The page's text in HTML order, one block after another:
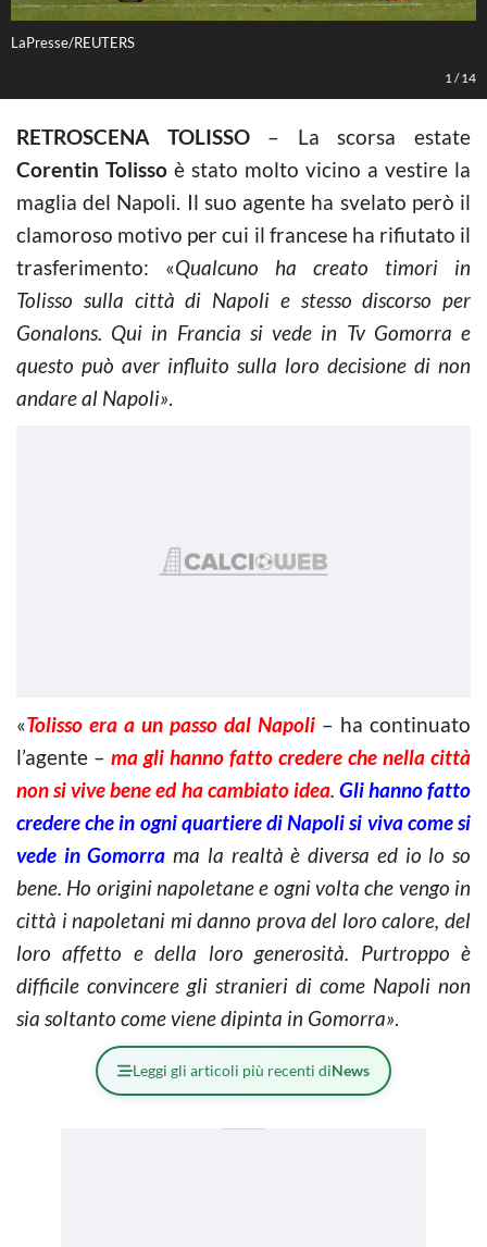
LaPresse/REUTERS
1 /14
RETROSCENA TOLISSO– La scorsa estate
Corentin Tolisso è stato molto vicino a vestire la
maglia del Napoli. Il suo agente ha svelato però il
clamoroso motivo per cui il francese ha rifiutato il
trasferimento: «Qualcuno ha creato timori in
Tolisso sulla città di Napoli e stesso discorso per
Gonalons. Qui in Francia si vede in Tv Gomorra e
questo può aver influito sulla loro decisione di non
andare al Napoli».
«Tolisso era a un passo dal Napoli – ha continuato
l’agente – ma gli hanno fatto credere che nella città
non si vive bene ed ha cambiato idea. Gli hanno fatto
credere che in ogni quartiere di Napoli si viva come si
vede in Gomorra ma la realtà è diversa ed io lo so
bene. Ho origini napoletane e ogni volta che vengo in
città i napoletani mi danno prova del loro calore, del
loro affetto e della loro generosità. Purtroppo è
difficile convincere gli stranieri di come Napoli non
sia soltanto come viene dipinta in Gomorra».
Leggi gli articoli più recenti diNews